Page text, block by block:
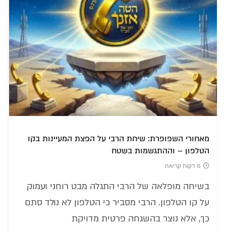
מאחורי השפופרת: שיחת הרבי על הפצת המעיינות בקו
הטלפון – וההתגשמות בשטח
6 דקות קריאה
בשיחה מופלאה של הרבי התגלה מבט רוחני ועמוק
על קו הטלפון. הרבי מסביר כי הטלפון לא נולד סתם
כך, אלא נוצר בהשגחה פרטית מדויקת